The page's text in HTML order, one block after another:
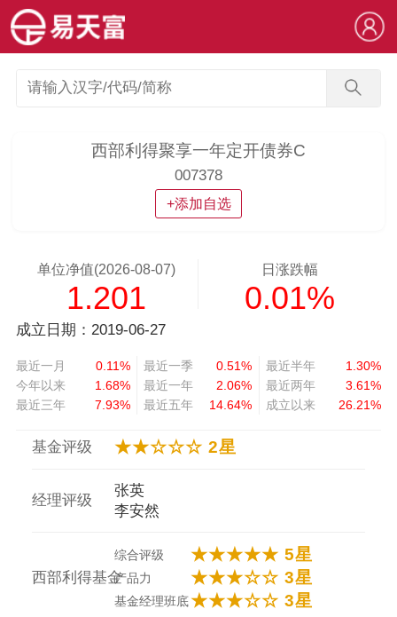
西部利得聚享一年定开债券C
007378
+添加自选
单位净值(2026-08-07)
1.201
日涨跌幅
0.01%
成立日期：2019-06-27
最近一月 0.11% 最近一季 0.51% 最近半年
1.30%
今年以来
1.68% 最近一年 2.06% 最近两年
3.61%
最近三年
7.93% 最近五年 14.64% 成立以来 26.21%
基金评级 ★★☆☆☆ 2星
经理评级
张英
李安然
西部利得基金
综合评级 ★★★★★ 5星
产品力 ★★★☆☆ 3星
基金经理班底★★★☆☆ 3星